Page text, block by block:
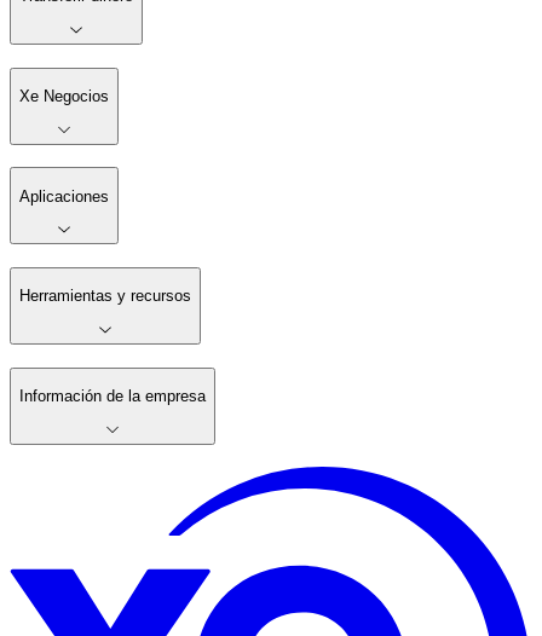
Xe Negocios
Aplicaciones
Herramientas y recursos
Información de la empresa